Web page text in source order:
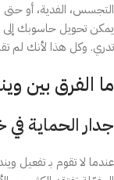
التجسس، الفدية، أو
يمكن تحويل حاسوبك
تدري. وكل هذا لأنك لم تقم
ما الفرق بين
جدار الحماية في